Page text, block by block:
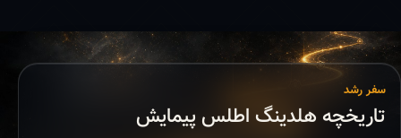
سفر رشد
تاریخچه هلدینگ اطلس پیمایش